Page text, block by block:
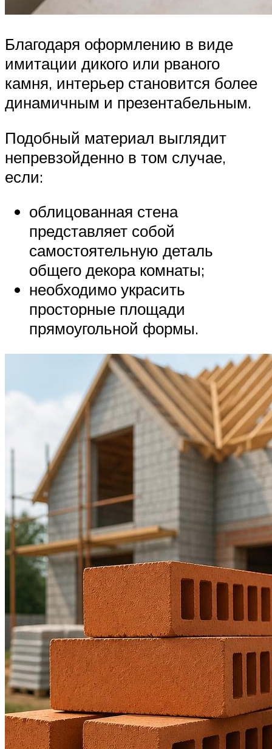
Благодаря оформлению в виде
имитации дикого или рваного
камня, интерьер становится более
динамичным и презентабельным.
Подобный материал выглядит
непревзойденно в том случае,
если:
облицованная стена
представляет собой
самостоятельную деталь
общего декора комнаты;
необходимо украсить
просторные площади
прямоугольной формы.